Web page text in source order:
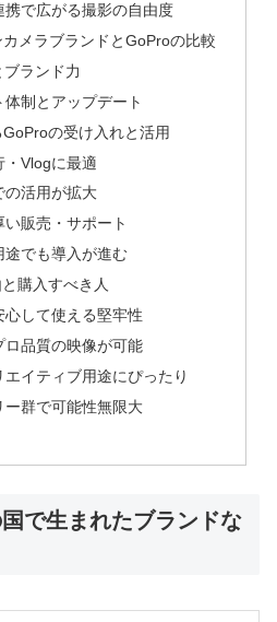
携で広がる撮影の自由度
メラブランドとGoProの比較
ランド力
制とアップデート
の受け入れと活用
・Vlogに最適
の活用が拡大
販売・サポート
でも導入が進む
購入すべき人
心して使える堅牢性
品質の映像が可能
イティブ用途にぴったり
ー群で可能性無限大
で生まれたブランドな